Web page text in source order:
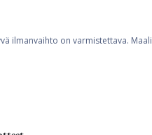
ilmanvaihto on varmistettava. Maali